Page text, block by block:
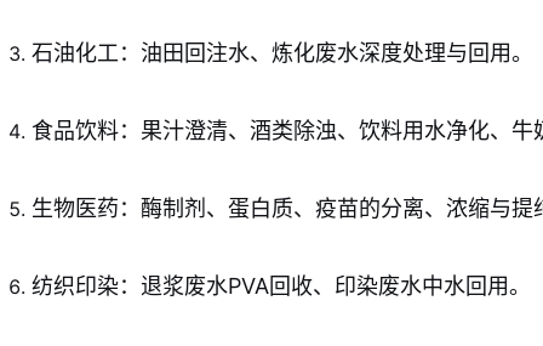
石油化工：油田回注水、炼化废水深度处理与回用。
食品饮料：果汁澄清、酒类除浊、饮料用水净化、牛
生物医药：酶制剂、蛋白质、疫苗的分离、浓缩与提
纺织印染：退浆废水PVA回收、印染废水中水回用。